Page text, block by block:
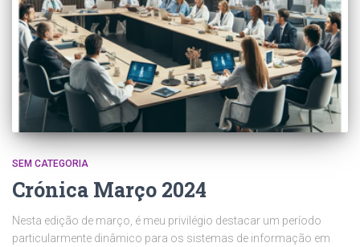
SEM CATEGORIA
Crónica Março 2024
Nesta edição de março, é meu privilégio destacar um período
particularmente dinâmico para os sistemas de informação em